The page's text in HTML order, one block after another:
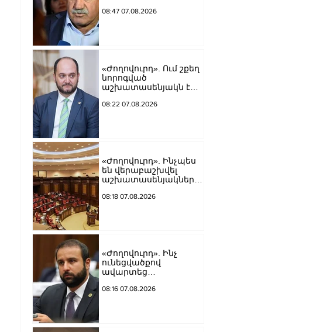
08:47 07.08.2026
«Ժողովուրդ». Ում շքեղ
նորոգված
աշխատասենյակն է
Հարությունյանին
08:22 07.08.2026
«Ժողովուրդ». Ինչպես
են վերաբաշխվել
աշխատասենյակները
08:18 07.08.2026
«Ժողովուրդ». Ինչ
ունեցվածքով
ավարտեց
գործունեությունը Հայկ
08:16 07.08.2026